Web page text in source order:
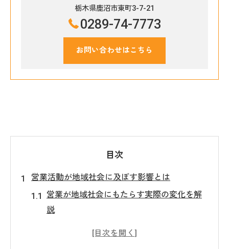
栃木県鹿沼市東町3-7-21
0289-74-7773
お問い合わせはこちら
目次
営業活動が地域社会に及ぼす影響とは
営業が地域社会にもたらす実際の変化を解
説
地域経済に営業が果たす役割とその重要性